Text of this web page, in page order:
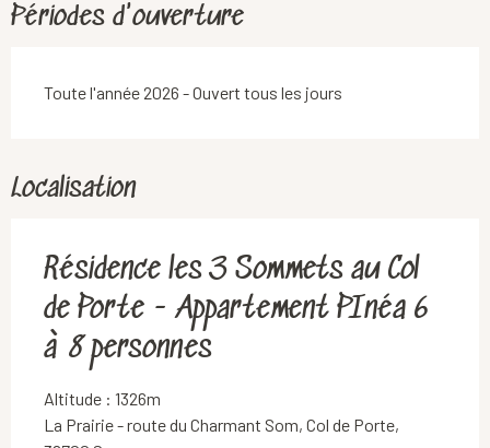
Périodes d'ouverture
Toute l'année 2026 - Ouvert tous les jours
Localisation
Résidence les 3 Sommets au Col
de Porte - Appartement PInéa 6
à 8 personnes
Altitude : 1326m
La Prairie - route du Charmant Som, Col de Porte,